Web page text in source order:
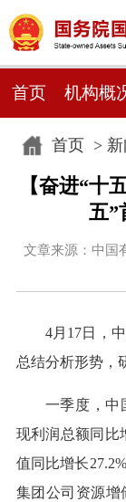
首页 机构概
首页>
【奋进“十
五”
文章来源：中
4月17日，
总结分析形势，
一季度，中
现利润总额同比
值同比增长
集团公司资源增